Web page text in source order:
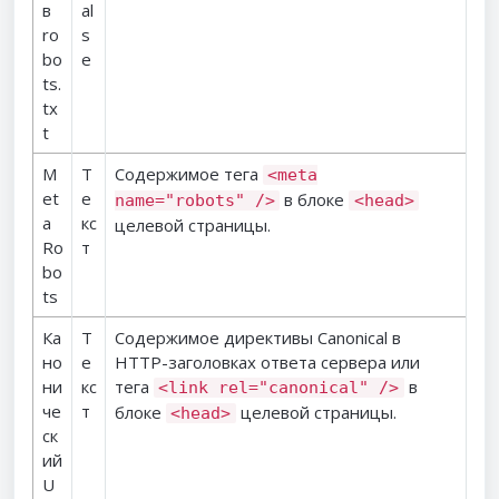
в
ro
bo
ts.
tx
t
al
s
e
M
et
a
Ro
bo
ts
Т
е
кс
т
Содержимое тега <meta
name="robots" /> в блоке <head>
целевой страницы.
Ка
но
ни
че
ск
ий
U
Т
е
кс
т
Содержимое директивы Canonical в
HTTP-заголовках ответа сервера или
тега <link rel="canonical" /> в
блоке <head> целевой страницы.